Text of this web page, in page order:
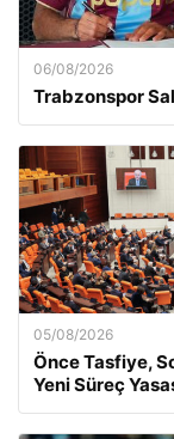
06/08/2026
Trabzonspor
05/08/2026
Önce Tasfiye,
Yeni Süreç